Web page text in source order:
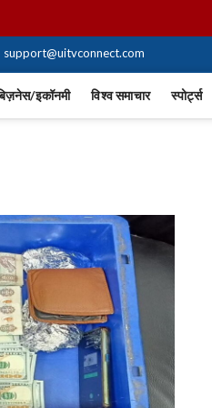
support@uitvconnect.com
इकॉनमी विश्व समाचार स्पोर्ट्स